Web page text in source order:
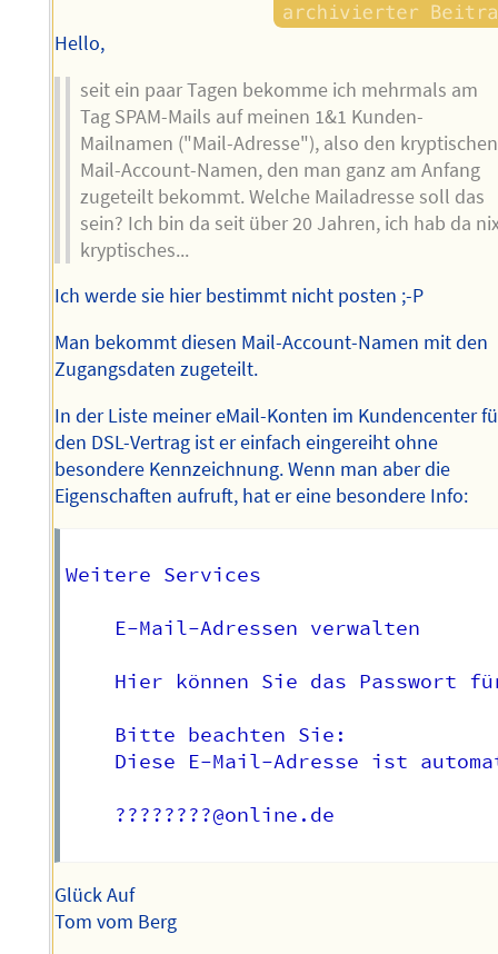
Hello,
seit ein paar Tagen bekomme ich mehrmals am
Tag SPAM-Mails auf meinen 1&1 Kunden-
Mailnamen ("Mail-Adresse"), also den kryptischen
Mail-Account-Namen, den man ganz am Anfang
zugeteilt bekommt. Welche Mailadresse soll das
sein? Ich bin da seit über 20 Jahren, ich hab da
kryptisches...
Ich werde sie hier bestimmt nicht posten ;-P
Man bekommt diesen Mail-Account-Namen mit den
Zugangsdaten zugeteilt.
In der Liste meiner eMail-Konten im Kundencenter
den DSL-Vertrag ist er einfach eingereiht ohne
besondere Kennzeichnung. Wenn man aber die
Eigenschaften aufruft, hat er eine besondere Info:
Weitere Services
    E-Mail-Adressen verwalten
Hier können Sie das Passwort
    Bitte beachten Sie:
Diese E-Mail-Adresse ist
    ????????@online.de
Glück Auf
Tom vom Berg